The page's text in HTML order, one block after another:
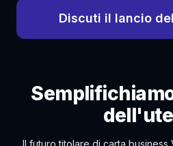
Discuti il lancio